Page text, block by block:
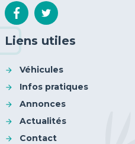
Liens utiles
Véhicules
Infos pratiques
Annonces
Actualités
Contact